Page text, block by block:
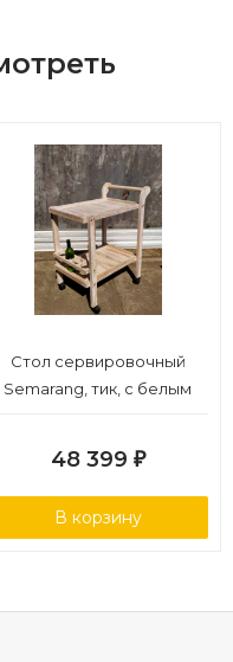
Стол сервировочный
Semarang, тик, с белым
48 399 ₽
В корзину